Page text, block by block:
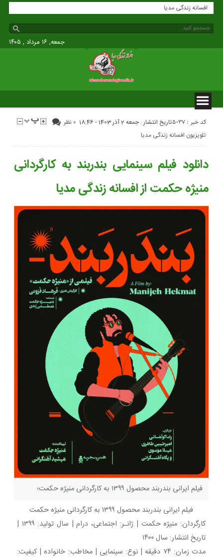
افسانه زندگی مدیا
جمعه, ۱۶ مرداد , ۱۴۰۵
کد خبر : 5037 تاریخ انتشار : جمعه 2 آذر 1403 - 18:46
۰ نظر
تلویزیون افسانه زندگی مدیا
دانلود فیلم سینمایی بندربند به کارگردانی
منیژه حکمت از افسانه زندگی مدیا
فیلم ایرانی بندربند محصول ۱۳۹۹ به کارگردانی منیژه حکمت؛
فیلم ایرانی بندربند محصول ۱۳۹۹ به کارگردانی منیژه حکمت
کارگردان: منیژه حکمت | ژانـر: اجتماعی، درام | سال تولید: ۱۳۹۹ |
تاریخ انتشار: سال ۱۴۰۰
مدت‌ زمان: ۷۴ دقیقه | نوع: سینمایی | مخاطب: خانواده | کیفیت: